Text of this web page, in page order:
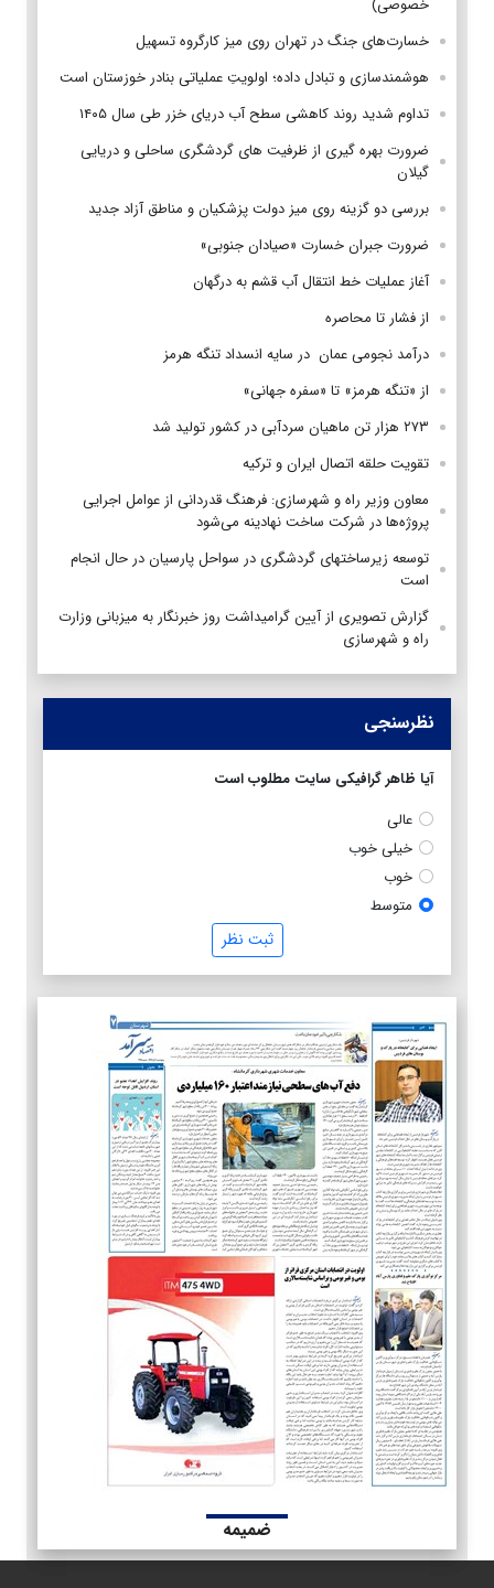
خصوصی)
خسارت‌های جنگ در تهران روی میز کارگروه تسهیل
هوشمندسازی و تبادل داده؛ اولویتِ عملیاتی بنادر خوزستان است
تداوم شدید روند کاهشی سطح آب دریای خزر طی سال ۱۴۰۵
ضرورت بهره گیری از ظرفیت های گردشگری ساحلی و دریایی
گیلان
بررسی دو گزینه روی میز دولت پزشکیان و مناطق آزاد جدید
ضرورت جبران خسارت «صیادان جنوبی»
آغاز عملیات خط انتقال آب قشم به درگهان
از فشار تا محاصره
درآمد نجومی عمان در سایه انسداد تنگه هرمز
از «تنگه هرمز» تا «سفره جهانی»
۲۷۳ هزار تن ماهیان سردآبی در کشور تولید شد
تقویت حلقه اتصال ایران و ترکیه
معاون وزیر راه و شهرسازی: فرهنگ قدردانی از عوامل اجرایی
پروژه‌ها در شرکت ساخت نهادینه می‌شود
توسعه زیرساختهای گردشگری در سواحل پارسیان در حال انجام
است
گزارش تصویری از آیین گرامیداشت روز خبرنگار به میزبانی وزارت
راه و شهرسازی
نظرسنجی
آیا ظاهر گرافیکی سایت مطلوب است
عالی
خیلی خوب
خوب
متوسط
ثبت نظر
ضمیمه